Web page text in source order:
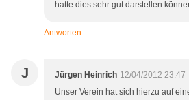
hatte dies sehr gut darstellen
Antworten
J Jürgen Heinrich 12/04/2012 23:47
Unser Verein hat sich hierzu auf